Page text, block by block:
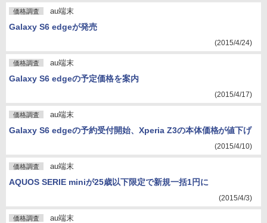
価格調査 au端末
Galaxy S6 edgeが発売
(2015/4/24)
価格調査 au端末
Galaxy S6 edgeの予定価格を案内
(2015/4/17)
価格調査 au端末
Galaxy S6 edgeの予約受付開始、Xperia Z3の本体価格が値下げ
(2015/4/10)
価格調査 au端末
AQUOS SERIE miniが25歳以下限定で新規一括1円に
(2015/4/3)
価格調査 au端末